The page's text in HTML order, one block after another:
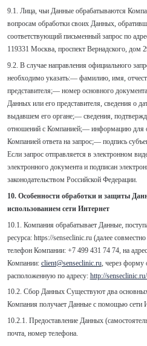
9.1. Лица, чьи Данные обрабатываются
вопросам обработки своих Данных,
соответствующий письменный запрос по
119331 Москва, проспект Вернадского, дом
9.2. В случае направления официального
необходимо указать:— фамилию, имя,
представителя;— номер основного
Данных или его представителя, сведения о
выдавшем его органе;— сведения,
отношений с Компанией;— информацию для
Компанией ответа на запрос;— подпись
Если запрос отправляется в электронном
электронного документа и подписан
законодательством Российской Федерации.
10. Особенности обработки и защиты
использованием сети Интернет
10.1. Компания обрабатывает Данные,
ресурса: https://senseclinic.ru (далее
телефон Компании: +7 499 431 74 74, на
Компании: client@senseclinic.ru , через форму
расположенную по адресу: http://
10.2. Сбор Данных Существуют два
Компания получает Данные с помощью сети
10.2.1. Предоставление Данных
почта, номер телефона.